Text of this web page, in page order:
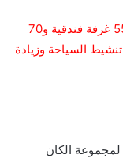
• من المتوقع أن يضيف “سيتادل بلازا” نحو 550 غرفة فندقية و70
السياحة وزيادة
لمجموعة الكان